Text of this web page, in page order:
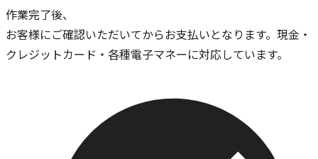
作業完了後、
お客様にご確認いただいてからお支払いとなります。現金・
クレジットカード・各種電子マネーに対応しています。